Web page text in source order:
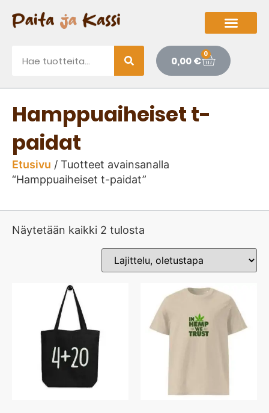
0,00€
0
Hamppuaiheiset t-
paidat
Etusivu / Tuotteet avainsanalla
“Hamppuaiheiset t-paidat”
Näytetään kaikki 2 tulosta